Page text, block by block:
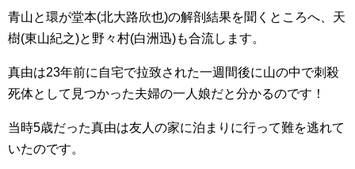
青山と環が堂本(北大路欣也)の解剖結果を聞くところへ、天
樹(東山紀之)と野々村(白洲迅)も合流します。
真由は23年前に自宅で拉致された一週間後に山の中で刺殺
死体として見つかった夫婦の一人娘だと分かるのです！
当時5歳だった真由は友人の家に泊まりに行って難を逃れて
いたのです。